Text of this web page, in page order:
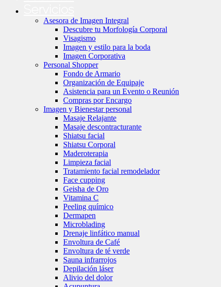
Asesora de Imagen Integral
Descubre tu Morfología Corporal
Visagismo
Imagen y estilo para la boda
Imagen Corporativa
Personal Shopper
Fondo de Armario
Organización de Equipaje
Asistencia para un Evento o Reunión
Compras por Encargo
Imagen y Bienestar personal
Masaje Relajante
Masaje descontracturante
Shiatsu facial
Shiatsu Corporal
Maderoterapia
Limpieza facial
Tratamiento facial remodelador
Face cupping
Geisha de Oro
Vitamina C
Peeling químico
Dermapen
Microblading
Drenaje linfático manual
Envoltura de Café
Envoltura de té verde
Sauna infrarrojos
Depilación láser
Alivio del dolor